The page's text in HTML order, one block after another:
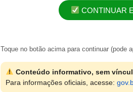
CONTINUAR
Toque no botão acima para continuar (pode
Conteúdo informativo, sem
Para informações oficiais, acesse: